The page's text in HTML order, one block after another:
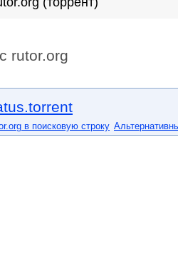
rutor.org
в поисковую строку